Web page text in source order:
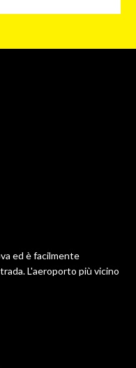
ed è facilmente
L'aeroporto più vicino